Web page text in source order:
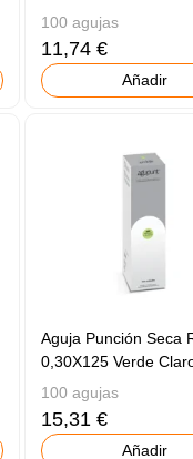
100 agujas
11,74 €
Añadir
Aguja Punción Seca
0,30X125 Verde
100 agujas
15,31 €
Añadir